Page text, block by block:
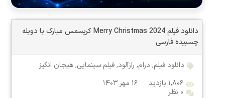
دانلود فیلم Merry Christmas 2024 کریسمس مبارک با دوبله
چسبیده فارسی
دانلود فیلم, درام, رازآلود,فیلم سینمایی,هیجان انگیز
۱,۸۰۶ بازدید
۱۶ مهر ۱۴۰۳
۰ نظر